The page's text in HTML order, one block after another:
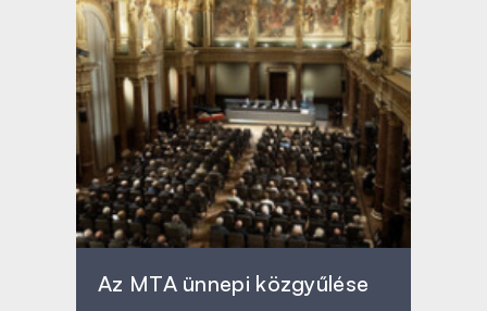
Az MTA ünnepi közgyűlése